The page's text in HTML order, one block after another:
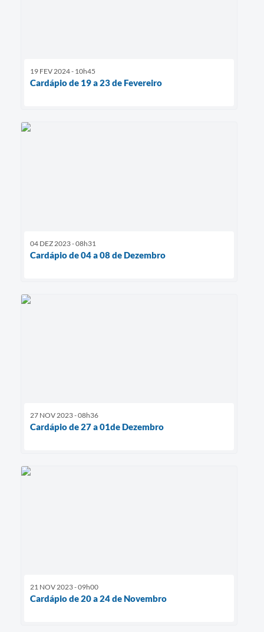
19 FEV 2024 - 10h45
Cardápio de 19 a 23 de Fevereiro
04 DEZ 2023 - 08h31
Cardápio de 04 a 08 de Dezembro
27 NOV 2023 - 08h36
Cardápio de 27 a 01de Dezembro
21 NOV 2023 - 09h00
Cardápio de 20 a 24 de Novembro